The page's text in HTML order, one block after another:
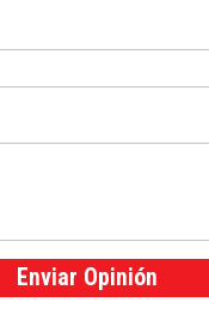
Enviar Opinión